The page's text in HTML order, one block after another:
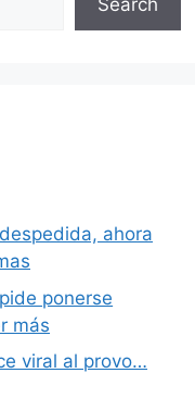
ahora
ponerse
más
viral al provo…